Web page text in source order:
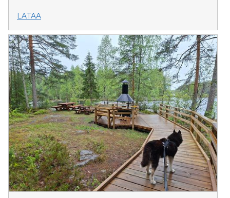
LATAA